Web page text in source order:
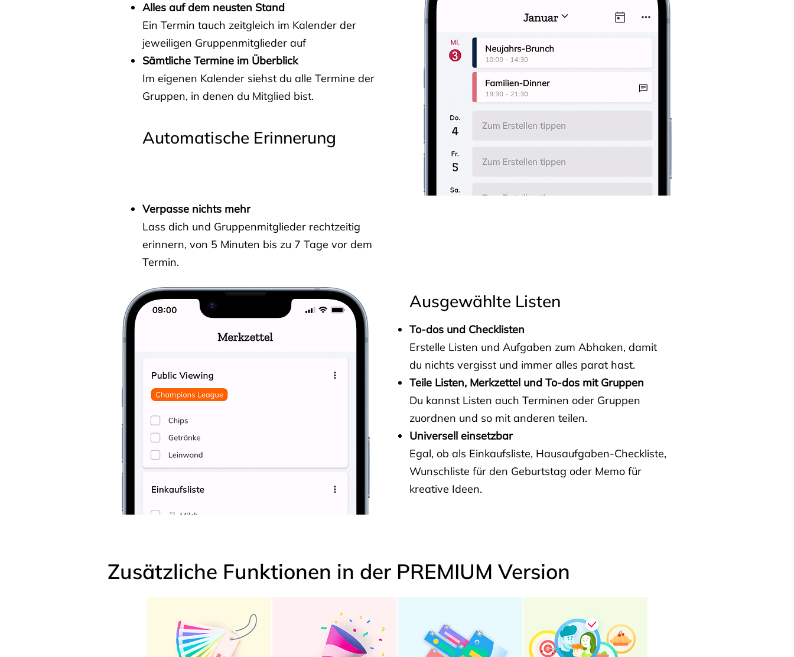
Alles auf dem neusten Stand
Ein Termin tauch zeitgleich im Kalender der
jeweiligen Gruppenmitglieder auf
Sämtliche Termine im Überblick
Im eigenen Kalender siehst du alle Termine der
Gruppen, in denen du Mitglied bist.
Automatische Erinnerung
Verpasse nichts mehr
Lass dich und Gruppenmitglieder rechtzeitig
erinnern, von 5 Minuten bis zu 7 Tage vor dem
Termin.
Ausgewählte Listen
To-dos und Checklisten
Erstelle Listen und Aufgaben zum Abhaken, damit
du nichts vergisst und immer alles parat hast.
Teile Listen, Merkzettel und To-dos mit Gruppen
Du kannst Listen auch Terminen oder Gruppen
zuordnen und so mit anderen teilen.
Universell einsetzbar
Egal, ob als Einkaufsliste, Hausaufgaben-Checkliste,
Wunschliste für den Geburtstag oder Memo für
kreative Ideen.
Zusätzliche Funktionen in der PREMIUM Version